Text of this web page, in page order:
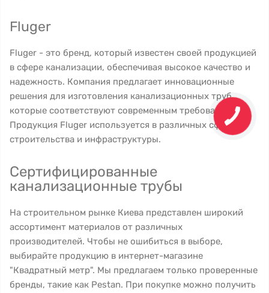
Fluger
Fluger - это бренд, который известен своей продукцией
в сфере канализации, обеспечивая высокое качество и
надежность. Компания предлагает инновационные
решения для изготовления канализационных труб,
которые соответствуют современным требованиям.
Продукция Fluger используется в различных сферах
строительства и инфраструктуры.
Сертифицированные
канализационные трубы
На строительном рынке Киева представлен широкий
ассортимент материалов от различных
производителей. Чтобы не ошибиться в выборе,
выбирайте продукцию в интернет-магазине
"Квадратный метр". Мы предлагаем только проверенные
бренды, такие как Pestan. При покупке можно получить